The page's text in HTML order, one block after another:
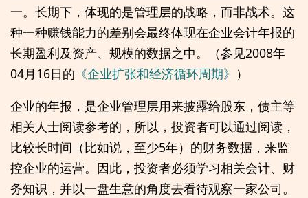
一。长期下，体现的是管理层的战略，而非战术。这
种一种赚钱能力的差别会最终体现在企业会计年报的
长期盈利及资产、规模的数据之中。（参见2008年
04月16日的 《企业扩张和经济循环周期》 ）
企业的年报，是企业管理层用来披露给股东，债主等
相关人士阅读参考的，所以，投资者可以通过阅读，
比较长时间（比如说，至少5年）的财务数据，来监
控企业的运营。因此，投资者必须学习相关会计、财
务知识，并以一盘生意的角度去看待观察一家公司。